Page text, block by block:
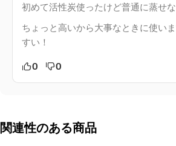
初めて活性炭使ったけど普通に蒸せ
ちょっと高いから大事なときに使い
すい！
0 0
関連性のある商品